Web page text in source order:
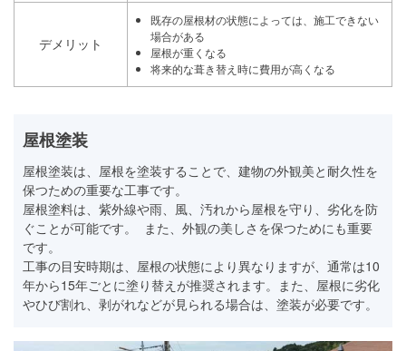
デメリット
既存の屋根材の状態によっては、施工できない
場合がある
屋根が重くなる
将来的な葺き替え時に費用が高くなる
屋根塗装
屋根塗装は、屋根を塗装することで、建物の外観美と耐久性を
保つための重要な工事です。
屋根塗料は、紫外線や雨、風、汚れから屋根を守り、劣化を防
ぐことが可能です。 また、外観の美しさを保つためにも重要
です。
工事の目安時期は、屋根の状態により異なりますが、通常は10
年から15年ごとに塗り替えが推奨されます。また、屋根に劣化
やひび割れ、剥がれなどが見られる場合は、塗装が必要です。